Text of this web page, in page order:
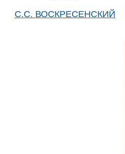
С.С. ВОСКРЕСЕНСКИЙ